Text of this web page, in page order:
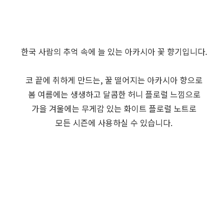
한국 사람의 추억 속에 늘 있는 아카시아 꽃 향기입니다.
코 끝에 취하게 만드는, 꿀 떨어지는 아카시아 향으로
봄 여름에는 생생하고 달콤한 허니 플로럴 느낌으로
가을 겨울에는 무게감 있는 화이트 플로럴 노트로
모든 시즌에 사용하실 수 있습니다.